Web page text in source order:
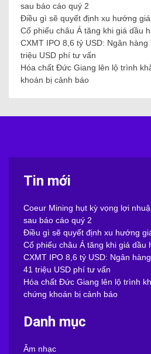
sau báo cáo quý 2
Điều gì sẽ quyết định xu hướng
Cổ phiếu châu Á tăng khi giá dầu
CXMT IPO 8,6 tỷ USD: Ngân
triệu USD phí tư vấn
Hóa chất Đức Giang lên lộ trình
khoán bị cảnh báo
Tin mới
Coeur Mining hụt kỳ vọng lợi
sau báo cáo quý 2
Điều gì sẽ quyết định xu hướng
Cổ phiếu châu Á tăng khi giá dầu
CXMT IPO 8,6 tỷ USD: Ngân
41 triệu USD phí tư vấn
Hóa chất Đức Giang lên lộ trình
chứng khoán bị cảnh báo
Danh mục
Âm nhạc